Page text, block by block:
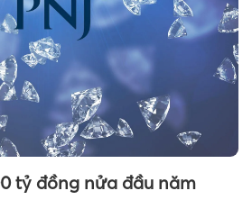
tỷ đồng nửa đầu năm